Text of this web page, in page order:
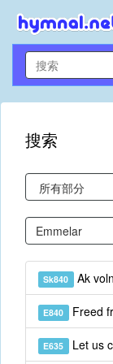
搜索
Sk840 Ak
E840 Freed
E635 Let us